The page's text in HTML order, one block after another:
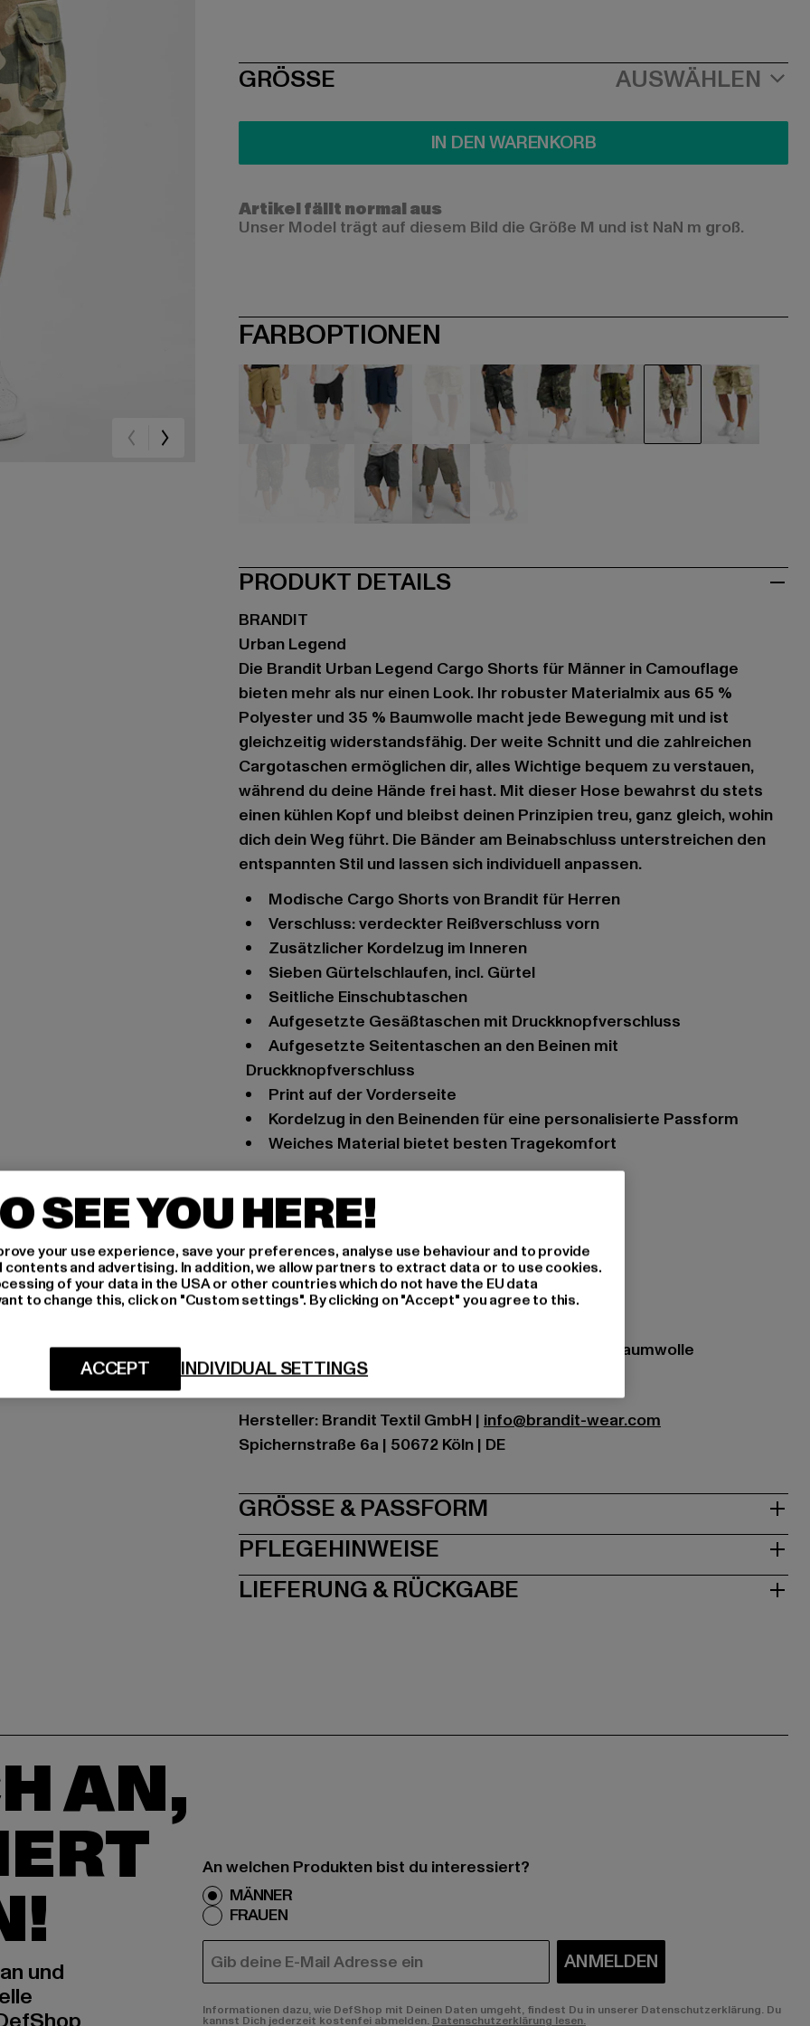
SIZE
GRÖSSE AUSWÄHLEN
IN DEN WARENKORB
Artikel fällt normal aus
Unser Model trägt auf diesem Bild die Größe M und ist NaN m groß.
FARBOPTIONEN
schwarzblau braun
PRODUKT DETAILS
BRANDIT
Urban Legend
Die Brandit Urban Legend Cargo Shorts für Männer in Camouflage
bieten mehr als nur einen Look. Ihr robuster Materialmix aus 65 %
Polyester und 35 % Baumwolle macht jede Bewegung mit und ist
gleichzeitig widerstandsfähig. Der weite Schnitt und die zahlreichen
Cargotaschen ermöglichen dir, alles Wichtige bequem zu verstauen,
während du deine Hände frei hast. Mit dieser Hose bewahrst du stets
einen kühlen Kopf und bleibst deinen Prinzipien treu, ganz gleich, wohin
dich dein Weg führt. Die Bänder am Beinabschluss unterstreichen den
entspannten Stil und lassen sich individuell anpassen.
modische Cargo Shorts von Brandit für Herren
Verschluss: verdeckter Reißverschluss vorn
zusätzlicher Kordelzug im Inneren
sieben Gürtelschlaufen, incl. Gürtel
seitliche Einschubtaschen
aufgesetzte Gesäßtaschen mit Druckknopfverschluss
aufgesetzte Seitentaschen an den Beinen mit
Druckknopfverschluss
Print auf der Vorderseite
Kordelzug in den Beinenden für eine personalisierte Passform
weiches Material bietet besten Tragekomfort
Anlass: Alltag, Bequem, Freizeit
Verschlussarten: verdeckter Reißverschluss
Schnitt: Normal
Marke: Brandit
Kat.: Shorts
Farbe: camouflage
Materialzusammensetzung: 65% Polyester, 35% Baumwolle
Art.Nr: BD2012-02633
Hersteller: Brandit Textil GmbH | info@brandit-wear.com
Spichernstraße 6a | 50672 Köln | DE
GRÖSSE & PASSFORM
PFLEGEHINWEISE
LIEFERUNG & RÜCKGABE
AN,
und
An welchen Produkten bist du interessiert?
MÄNNER
FRAUEN
E-MAIL ANMELDEN
Informationen dazu, wie DefShop mit Deinen Daten umgeht, findest Du in unserer Datenschutzerklärung. Du
kannst Dich jederzeit kostenfei abmelden. Datenschutzerklärung lesen.
SEE YOU HERE!
your use experience, save your preferences, analyse use behaviour and to provide
and advertising. In addition, we allow partners to extract data or to use cookies.
of your data in the USA or other countries which do not have the EU data
to change this, click on "Custom settings". By clicking on "Accept" you agree to this.
INDIVIDUAL SETTINGS
ACCEPT